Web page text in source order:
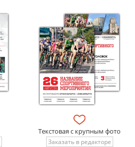
Текстовая с крупным фото
Заказать в редакторе